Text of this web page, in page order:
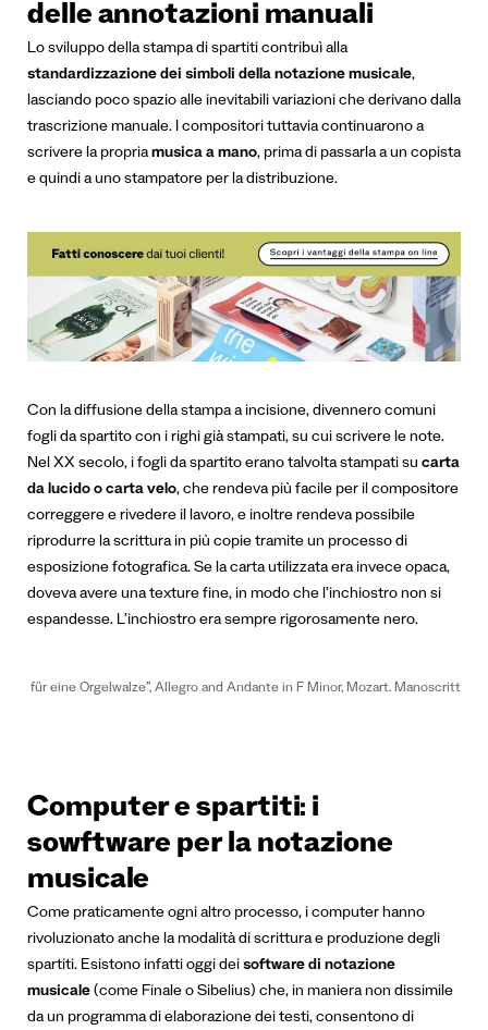
delle annotazioni manuali
Lo sviluppo della stampa di spartiti contribuì alla
standardizzazione dei simboli della notazione musicale,
lasciando poco spazio alle inevitabili variazioni che derivano dalla
trascrizione manuale. I compositori tuttavia continuarono a
scrivere la propriamusica a mano, prima di passarla a un copista
e quindi a uno stampatore per la distribuzione.
Con la diffusione della stampa a incisione, divennero comuni
fogli da spartito con i righi già stampati, su cui scrivere le note.
Nel XX secolo, i fogli da spartito erano talvolta stampati su carta
da lucido o carta velo, che rendeva più facile per il compositore
correggere e rivedere il lavoro, e inoltre rendeva possibile
riprodurre la scrittura in più copie tramite un processo di
esposizione fotografica. Se la carta utilizzata era invece opaca,
doveva avere una texture fine, in modo che l’inchiostro non si
espandesse. L’inchiostro era sempre rigorosamente nero.
für eine Orgelwalze”, Allegro and Andante in F Minor, Mozart. Manoscritto
Computer e spartiti: i
sowftware per la notazione
musicale
Come praticamente ogni altro processo, i computer hanno
rivoluzionato anche la modalità di scrittura e produzione degli
spartiti. Esistono infatti oggi deisoftware di notazione
musicale(come Finale o Sibelius) che, in maniera non dissimile
da un programma di elaborazione dei testi, consentono di